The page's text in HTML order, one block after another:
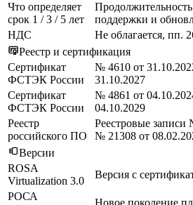
Что определяет
срок 1 / 3 / 5 лет
поддержки и
НДС
Не облагается, пп.
Реестр и сертификация
Сертификат
ФСТЭК России
№ 4610 от
31.10.2027
Сертификат
ФСТЭК России
№ 4861 от
04.10.2029
Реестр
российского ПО
Реестровые записи
№ 21308 от
Версии
ROSA
Virtualization 3.0
Версия с
РОСА